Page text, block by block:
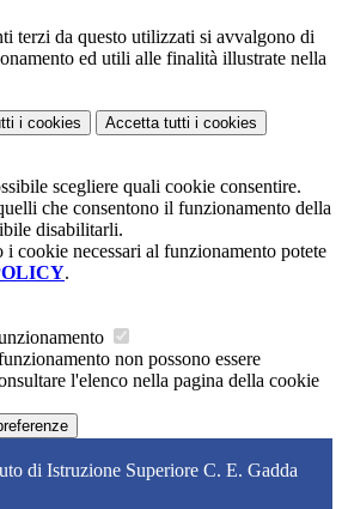
terzi da questo utilizzati si avvalgono di
ed utili alle finalità illustrate nella
i cookies Accetta tutti i cookies
scegliere quali cookie consentire.
che consentono il funzionamento della
disabilitarli.
i cookie necessari al funzionamento potete
.
non possono essere
l'elenco nella pagina della cookie
di Istruzione Superiore C. E. Gadda